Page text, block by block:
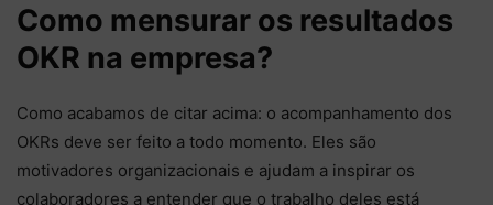
Como mensurar os resultados
OKR na empresa?
Como acabamos de citar acima: o acompanhamento dos
OKRs deve ser feito a todo momento. Eles são
motivadores organizacionais e ajudam a inspirar os
colaboradores a entender que o trabalho deles está